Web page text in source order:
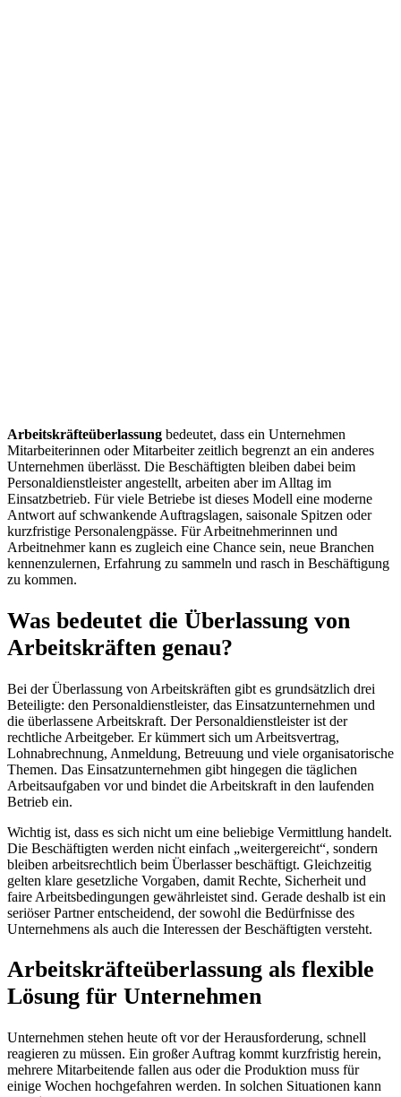
Arbeitskräfteüberlassung bedeutet, dass ein Unternehmen
Mitarbeiterinnen oder Mitarbeiter zeitlich begrenzt an ein anderes
Unternehmen überlässt. Die Beschäftigten bleiben dabei beim
Personaldienstleister angestellt, arbeiten aber im Alltag im
Einsatzbetrieb. Für viele Betriebe ist dieses Modell eine moderne
Antwort auf schwankende Auftragslagen, saisonale Spitzen oder
kurzfristige Personalengpässe. Für Arbeitnehmerinnen und
Arbeitnehmer kann es zugleich eine Chance sein, neue Branchen
kennenzulernen, Erfahrung zu sammeln und rasch in Beschäftigung
zu kommen.
Was bedeutet die Überlassung von
Arbeitskräften genau?
Bei der Überlassung von Arbeitskräften gibt es grundsätzlich drei
Beteiligte: den Personaldienstleister, das Einsatzunternehmen und
die überlassene Arbeitskraft. Der Personaldienstleister ist der
rechtliche Arbeitgeber. Er kümmert sich um Arbeitsvertrag,
Lohnabrechnung, Anmeldung, Betreuung und viele organisatorische
Themen. Das Einsatzunternehmen gibt hingegen die täglichen
Arbeitsaufgaben vor und bindet die Arbeitskraft in den laufenden
Betrieb ein.
Wichtig ist, dass es sich nicht um eine beliebige Vermittlung handelt.
Die Beschäftigten werden nicht einfach „weitergereicht“, sondern
bleiben arbeitsrechtlich beim Überlasser beschäftigt. Gleichzeitig
gelten klare gesetzliche Vorgaben, damit Rechte, Sicherheit und
faire Arbeitsbedingungen gewährleistet sind. Gerade deshalb ist ein
seriöser Partner entscheidend, der sowohl die Bedürfnisse des
Unternehmens als auch die Interessen der Beschäftigten versteht.
Arbeitskräfteüberlassung als flexible
Lösung für Unternehmen
Unternehmen stehen heute oft vor der Herausforderung, schnell
reagieren zu müssen. Ein großer Auftrag kommt kurzfristig herein,
mehrere Mitarbeitende fallen aus oder die Produktion muss für
einige Wochen hochgefahren werden. In solchen Situationen kann